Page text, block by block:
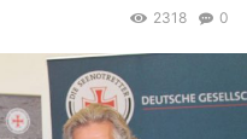
0
2318